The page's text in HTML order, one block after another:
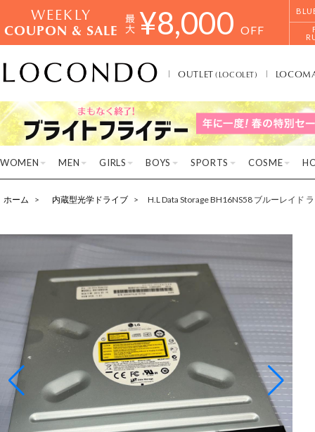
WEEKLY
COUPON & SALE ¥8,000 OFF
OUTLET(LOCOLET)
WOMEN MEN GIRLS BOYS SPORTS COSME
ホーム 内蔵型光学ドライブ H.L Data Storage BH16NS58 ブルーレイド